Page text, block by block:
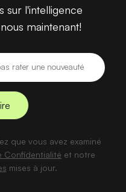
sur l'intelligence
maintenant!
que vous avez examiné
Confidentialité et notre
mises à jour.